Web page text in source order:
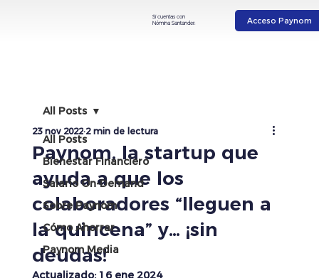
Acceso Paynom
Si cuentas con
Nómina Santander:
All Posts
Bienestar Financiero
Salario On-Demand
Sobre Paynom
Cómo Ahorrar
Paynom Media
All Posts
Paynom, la startup que
ayuda a que los
colaboradores “lleguen a
la quincena” y… ¡sin
deudas!
23 nov 2022 2 min de lectura
Actualizado: 16 ene 2024